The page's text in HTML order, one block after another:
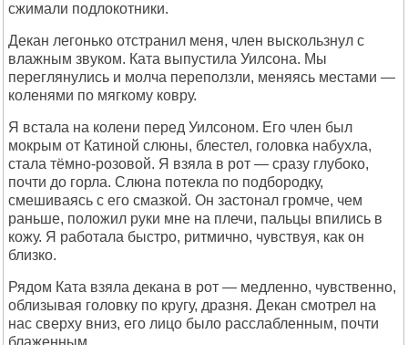
сжимали подлокотники.
Декан легонько отстранил меня, член выскользнул с
влажным звуком. Ката выпустила Уилсона. Мы
переглянулись и молча переползли, меняясь местами —
коленями по мягкому ковру.
Я встала на колени перед Уилсоном. Его член был
мокрым от Катиной слюны, блестел, головка набухла,
стала тёмно-розовой. Я взяла в рот — сразу глубоко,
почти до горла. Слюна потекла по подбородку,
смешиваясь с его смазкой. Он застонал громче, чем
раньше, положил руки мне на плечи, пальцы впились в
кожу. Я работала быстро, ритмично, чувствуя, как он
близко.
Рядом Ката взяла декана в рот — медленно, чувственно,
облизывая головку по кругу, дразня. Декан смотрел на
нас сверху вниз, его лицо было расслабленным, почти
блаженным.